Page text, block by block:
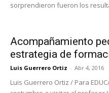
sorprendieron fueron los
Acompañamiento
estrategia de
Luis Guerrero Ortiz - Abr 4, 2016
Luis Guerrero Ortiz / Para